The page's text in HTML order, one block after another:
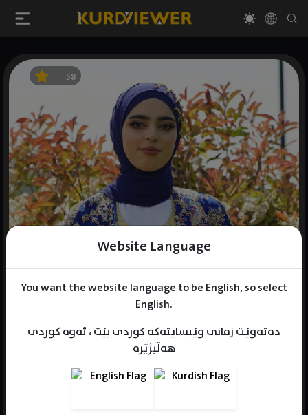
Website Language
You want the website language to be English, so select
English.
دەتەوێت زمانی وێبسایتەکە کوردی بێت ، ئەوە کوردی
هەڵبژێرە
58
Name : Shady Abdulwahab
Gender : female